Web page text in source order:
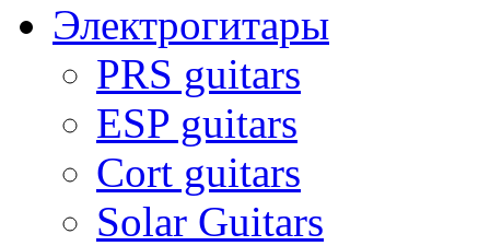
Электрогитары
PRS guitars
ESP guitars
Cort guitars
Solar Guitars